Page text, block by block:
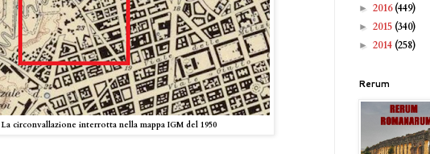
La circonvallazione interrotta nella mappa IGM del 1950
► 2016(449)
► 2015 (340)
► 2014 (258)
Rerum